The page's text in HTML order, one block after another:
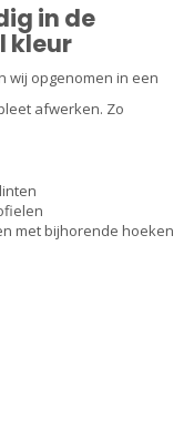
in de
kleur
wij opgenomen in een
afwerken. Zo
met bijhorende hoeken